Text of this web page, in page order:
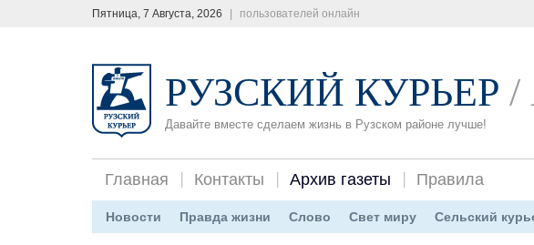
Пятница, 7 Августа, 2026 пользователей онлайн
РУЗСКИЙ КУРЬЕР /
Давайте вместе сделаем жизнь в Рузском районе лучше!
Главная Контакты Архив газеты Правила
Новости Правда жизни Слово Свет миру Сельский